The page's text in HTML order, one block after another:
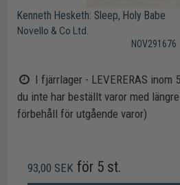
Kenneth Hesketh: Sleep, Holy Babe
Novello & Co Ltd.
NOV291676
I fjärrlager - LEVERERAS inom
du inte har beställt varor med
förbehåll för utgående varor)
93,00 SEK för 5 st.